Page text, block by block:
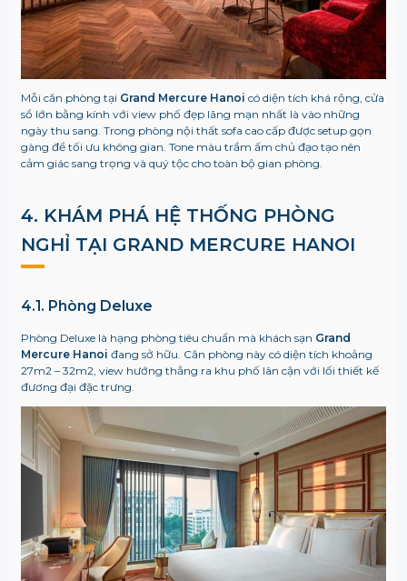
Mỗi căn phòng tại Grand Mercure Hanoi có diện tích khá rộng, cửa
sổ lớn bằng kính với view phố đẹp lãng mạn nhất là vào những
ngày thu sang. Trong phòng nội thất sofa cao cấp được setup gọn
gàng để tối ưu không gian. Tone màu trầm ấm chủ đạo tạo nên
cảm giác sang trọng và quý tộc cho toàn bộ gian phòng.
4. KHÁM PHÁ HỆ THỐNG PHÒNG
NGHỈ TẠI GRAND MERCURE HANOI
4.1. Phòng Deluxe
Phòng Deluxe là hạng phòng tiêu chuẩn mà khách sạn Grand
Mercure Hanoi đang sở hữu. Căn phòng này có diện tích khoảng
27m2 – 32m2, view hướng thẳng ra khu phố lân cận với lối thiết kế
đương đại đặc trưng.